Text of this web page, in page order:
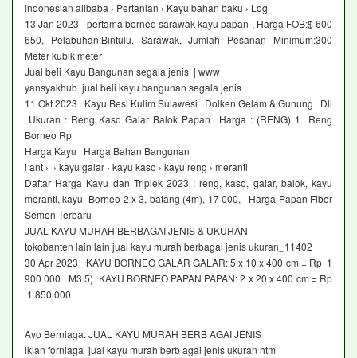
indonesian alibaba › Pertanian › Kayu bahan baku › Log
13 Jan 2023 pertama borneo sarawak kayu papan , Harga FOB:$ 600
650, Pelabuhan:Bintulu, Sarawak, Jumlah Pesanan Minimum:300
Meter kubik meter
Jual beli Kayu Bangunan segala jenis | www
yansyakhub jual beli kayu bangunan segala jenis
11 Okt 2023 Kayu Besi Kulim Sulawesi Dolken Gelam & Gunung Dll
Ukuran : Reng Kaso Galar Balok Papan Harga : (RENG) 1 Reng
Borneo Rp
Harga Kayu | Harga Bahan Bangunan
i ant › › kayu galar › kayu kaso › kayu reng › meranti
Daftar Harga Kayu dan Triplek 2023 : reng, kaso, galar, balok, kayu
meranti, kayu Borneo 2 x 3, batang (4m), 17 000, Harga Papan Fiber
Semen Terbaru
JUAL KAYU MURAH BERBAGAI JENIS & UKURAN
tokobanten lain lain jual kayu murah berbagai jenis ukuran_11402
30 Apr 2023 KAYU BORNEO GALAR GALAR: 5 x 10 x 400 cm = Rp 1
900 000 M3 5) KAYU BORNEO PAPAN PAPAN: 2 x 20 x 400 cm = Rp
1 850 000
Ayo Berniaga: JUAL KAYU MURAH BERB AGAI JENIS
iklan forniaga jual kayu murah berb agai jenis ukuran htm